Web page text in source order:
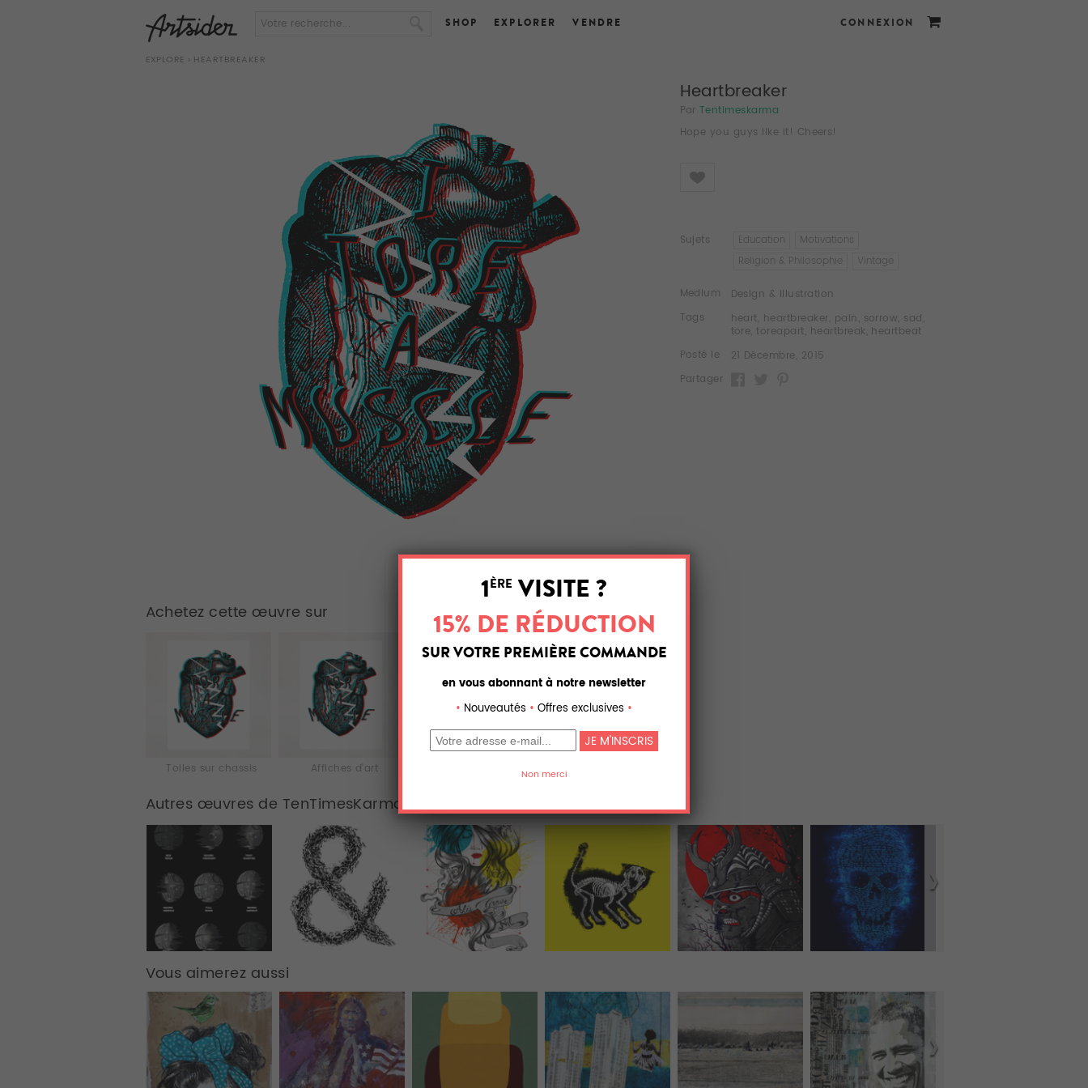
SHOP EXPLORER VENDRE CONNEXION
EXPLORE › HEARTBREAKER
Heartbreaker
Par Tentimeskarma
Hope you guys like it! Cheers!
Like
Sujets Education
Motivations
Religion & Philosophie
Vintage
Medium
Design & Illustration
Tags
heart heartbreaker pain sorrow sad
tore toreapart heartbreak heartbeat
Posté le
21 Décembre, 2015
Partager
Achetez cette œuvre sur
Toiles sur chassis Affiches d'art
Autres œuvres de TenTimesKarma
Vous aimerez aussi